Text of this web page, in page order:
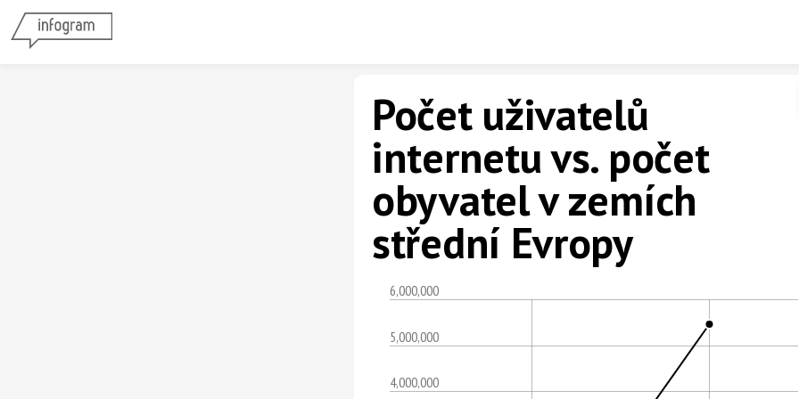
Počet uživatelů
internetu vs. počet
obyvatel v zemích
střední Evropy
4,000,000
5,000,000
6,000,000